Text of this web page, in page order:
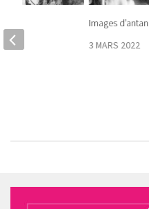
Images d’antan
3 MARS 2022